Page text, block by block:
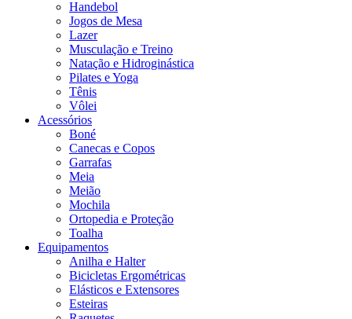
Handebol
Jogos de Mesa
Lazer
Musculação e Treino
Natação e Hidroginástica
Pilates e Yoga
Tênis
Vôlei
Acessórios
Boné
Canecas e Copos
Garrafas
Meia
Meião
Mochila
Ortopedia e Proteção
Toalha
Equipamentos
Anilha e Halter
Bicicletas Ergométricas
Elásticos e Extensores
Esteiras